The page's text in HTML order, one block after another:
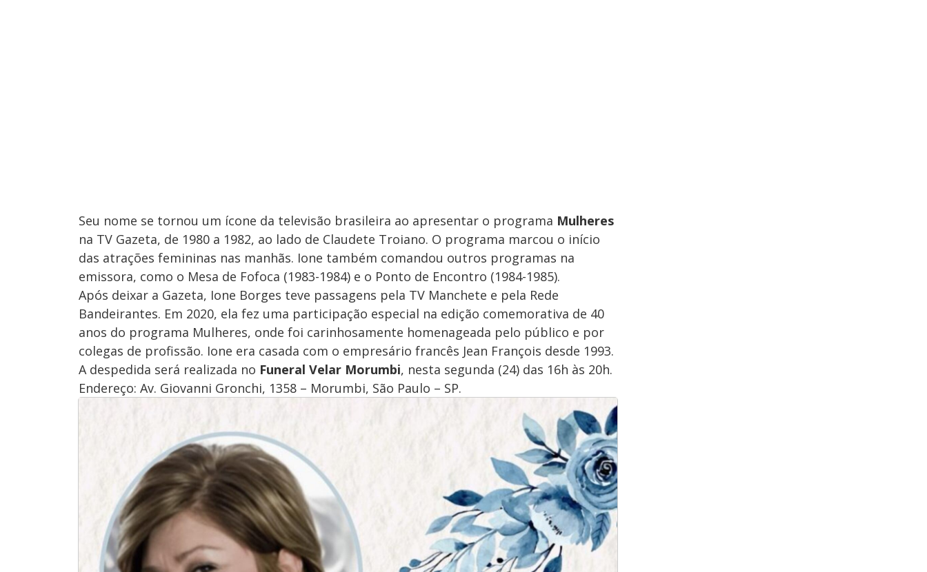
Seu nome se tornou um ícone da televisão brasileira ao apresentar o programa Mulheres
na TV Gazeta, de 1980 a 1982, ao lado de Claudete Troiano. O programa marcou o início
das atrações femininas nas manhãs. Ione também comandou outros programas na
emissora, como o Mesa de Fofoca (1983-1984) e o Ponto de Encontro (1984-1985).
Após deixar a Gazeta, Ione Borges teve passagens pela TV Manchete e pela Rede
Bandeirantes. Em 2020, ela fez uma participação especial na edição comemorativa de 40
anos do programa Mulheres, onde foi carinhosamente homenageada pelo público e por
colegas de profissão. Ione era casada com o empresário francês Jean François desde 1993.
A despedida será realizada no Funeral Velar Morumbi, nesta segunda (24) das 16h às 20h.
Endereço: Av. Giovanni Gronchi, 1358 – Morumbi, São Paulo – SP.